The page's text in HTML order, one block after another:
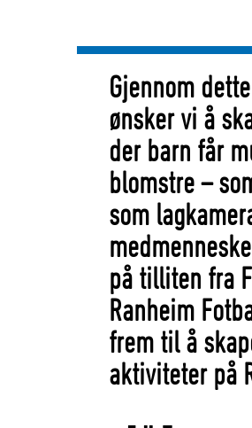
Gjennom
ønsker vi å
der barn får
blomstre –
som
på tilliten fra
Ranheim
frem til å
aktiviteter på